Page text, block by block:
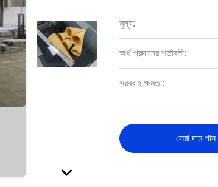
মূল্য:
অর্থ প্রদানের শর্তাবলী:
সরবরাহ ক্ষমতা:
সেরা দাম পান